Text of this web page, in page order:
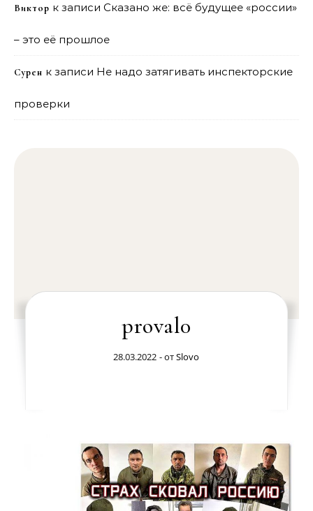
Виктор к записи Сказано же: всё будущее «россии»
– это её прошлое
Сурен к записи Не надо затягивать инспекторские
проверки
proval0
28.03.2022 - отSlovo